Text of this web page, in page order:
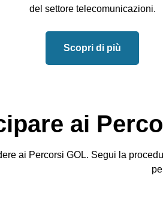
del settore telecomunicazioni.
Scopri di più
ai
ai Percorsi GOL. Segui la